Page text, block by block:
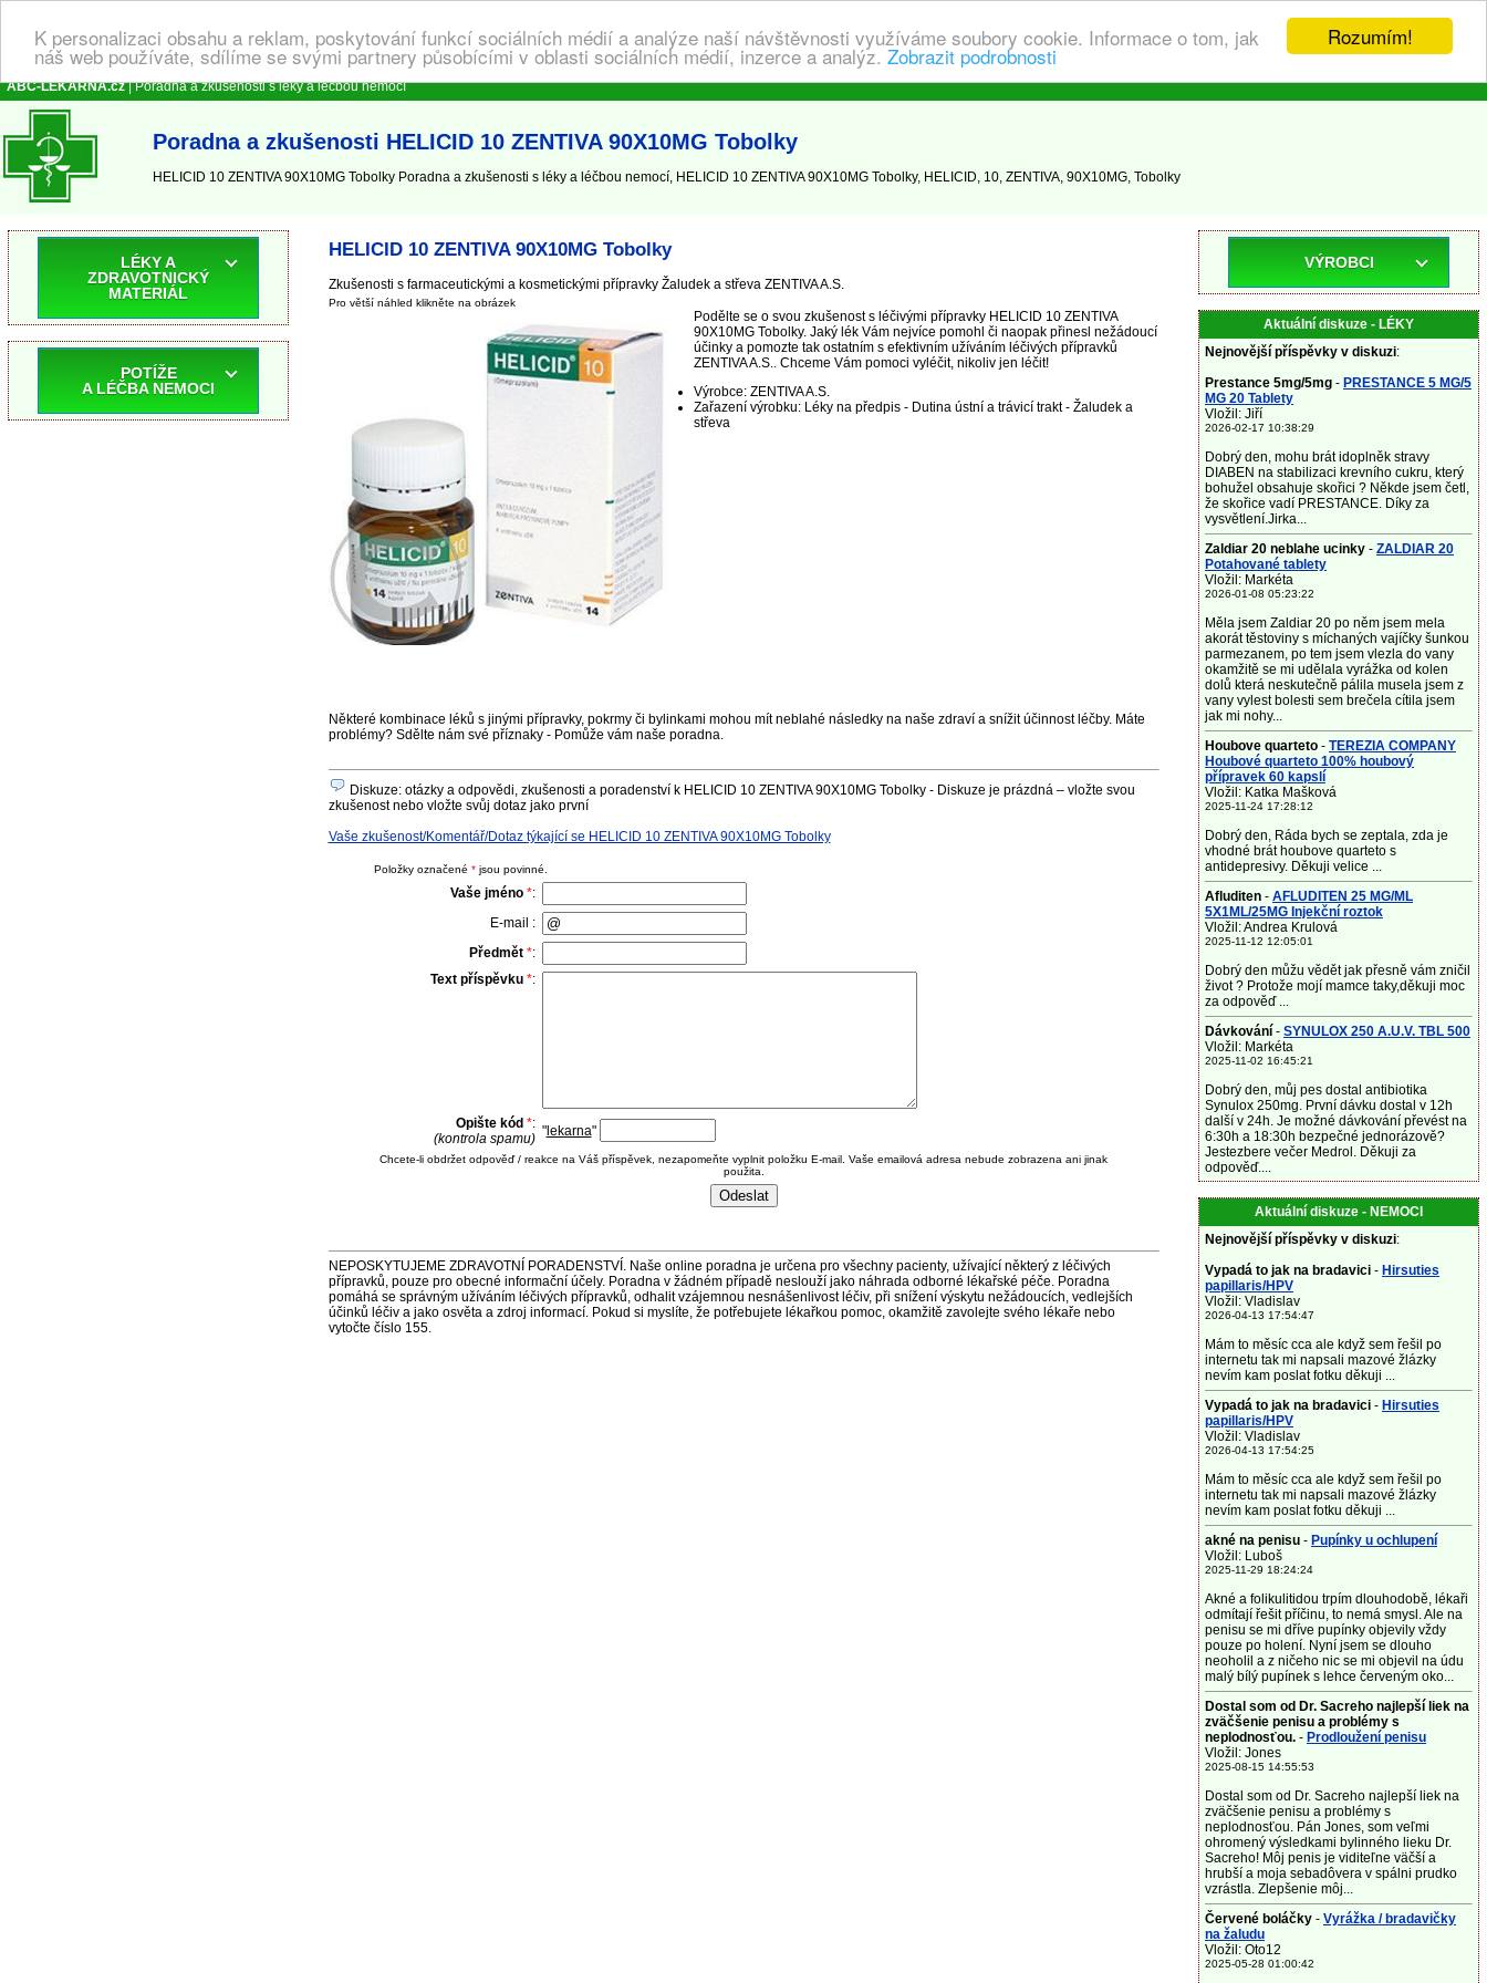
Rozumím!
K personalizaci obsahu a reklam, poskytování funkcí sociálních médií a analýze naší návštěvnosti využíváme soubory cookie. Informace o tom, jak
náš web používáte, sdílíme se svými partnery působícími v oblasti sociálních médií, inzerce a analýz. Zobrazit podrobnosti
ABC-LEKARNA.cz| Poradna a zkušenosti s léky a léčbou nemocí
Poradna a zkušenosti HELICID 10 ZENTIVA 90X10MG Tobolky
HELICID 10 ZENTIVA 90X10MG Tobolky Poradna a zkušenosti s léky a léčbou nemocí, HELICID 10 ZENTIVA 90X10MG Tobolky, HELICID, 10, ZENTIVA, 90X10MG, Tobolky
HELICID 10 ZENTIVA 90X10MG Tobolky
Zkušenosti s farmaceutickými a kosmetickými přípravky Žaludek a střeva ZENTIVA A.S.
Pro větší náhled klikněte na obrázek
Podělte se o svou zkušenost s léčivými přípravky HELICID 10 ZENTIVA
90X10MG Tobolky. Jaký lék Vám nejvíce pomohl či naopak přinesl nežádoucí
účinky a pomozte tak ostatním s efektivním užíváním léčivých přípravků
ZENTIVA A.S.. Chceme Vám pomoci vyléčit, nikoliv jen léčit!
Výrobce: ZENTIVA A.S.
Zařazení výrobku: Léky na předpis - Dutina ústní a trávicí trakt - Žaludek a
střeva
Některé kombinace léků s jinými přípravky, pokrmy či bylinkami mohou mít neblahé následky na naše zdraví a snížit účinnost léčby. Máte
problémy? Sdělte nám své příznaky - Pomůže vám naše poradna.
Diskuze: otázky a odpovědi, zkušenosti a poradenství k HELICID 10 ZENTIVA 90X10MG Tobolky - Diskuze je prázdná – vložte svou
zkušenost nebo vložte svůj dotaz jako první
Vaše zkušenost/Komentář/Dotaz týkající se HELICID 10 ZENTIVA 90X10MG Tobolky
Položky označené *jsou povinné.
Vaše jméno *:
E-mail :
Předmět *:
Text příspěvku *:
Opište kód *:
(kontrola spamu) "lekarna"
Chcete-li obdržet odpověď / reakce na Váš příspěvek, nezapomeňte vyplnit položku E-mail. Vaše emailová adresa nebude zobrazena ani jinak
použita.
NEPOSKYTUJEME ZDRAVOTNÍ PORADENSTVÍ. Naše online poradna je určena pro všechny pacienty, užívající některý z léčivých
přípravků, pouze pro obecné informační účely. Poradna v žádném případě neslouží jako náhrada odborné lékařské péče. Poradna
pomáhá se správným užíváním léčivých přípravků, odhalit vzájemnou nesnášenlivost léčiv, při snížení výskytu nežádoucích, vedlejších
účinků léčiv a jako osvěta a zdroj informací. Pokud si myslíte, že potřebujete lékařkou pomoc, okamžitě zavolejte svého lékaře nebo
vytočte číslo 155.
LÉKY A
ZDRAVOTNICKÝ
MATERIÁL
POTÍŽE
A LÉČBA NEMOCI
VÝROBCI
Aktuální diskuze - LÉKY
Nejnovější příspěvky v diskuzi:
Prestance 5mg/5mg - PRESTANCE 5 MG/5
MG 20 Tablety
Vložil: Jiří
2026-02-17 10:38:29
Dobrý den, mohu brát idoplněk stravy
DIABEN na stabilizaci krevního cukru, který
bohužel obsahuje skořici ? Někde jsem četl,
že skořice vadí PRESTANCE. Díky za
vysvětlení.Jirka...
Zaldiar 20 neblahe ucinky - ZALDIAR 20
Potahované tablety
Vložil: Markéta
2026-01-08 05:23:22
Měla jsem Zaldiar 20 po něm jsem mela
akorát těstoviny s míchaných vajíčky šunkou
parmezanem, po tem jsem vlezla do vany
okamžitě se mi udělala vyrážka od kolen
dolů která neskutečně pálila musela jsem z
vany vylest bolesti sem brečela cítila jsem
jak mi nohy...
Houbove quarteto - TEREZIA COMPANY
Houbové quarteto 100% houbový
přípravek 60 kapslí
Vložil: Katka Mašková
2025-11-24 17:28:12
Dobrý den, Ráda bych se zeptala, zda je
vhodné brát houbove quarteto s
antidepresivy. Děkuji velice ...
Afluditen - AFLUDITEN 25 MG/ML
5X1ML/25MG Injekční roztok
Vložil: Andrea Krulová
2025-11-12 12:05:01
Dobrý den můžu vědět jak přesně vám zničil
život ? Protože mojí mamce taky,děkuji moc
za odpověď ...
Dávkování - SYNULOX 250 A.U.V. TBL 500
Vložil: Markéta
2025-11-02 16:45:21
Dobrý den, můj pes dostal antibiotika
Synulox 250mg. První dávku dostal v 12h
další v 24h. Je možné dávkování převést na
6:30h a 18:30h bezpečné jednorázově?
Jestezbere večer Medrol. Děkuji za
odpověď....
Aktuální diskuze - NEMOCI
Nejnovější příspěvky v diskuzi:
Vypadá to jak na bradavici - Hirsuties
papillaris/HPV
Vložil: Vladislav
2026-04-13 17:54:47
Mám to měsíc cca ale když sem řešil po
internetu tak mi napsali mazové žlázky
nevím kam poslat fotku děkuji ...
Vypadá to jak na bradavici - Hirsuties
papillaris/HPV
Vložil: Vladislav
2026-04-13 17:54:25
Mám to měsíc cca ale když sem řešil po
internetu tak mi napsali mazové žlázky
nevím kam poslat fotku děkuji ...
akné na penisu - Pupínky u ochlupení
Vložil: Luboš
2025-11-29 18:24:24
Akné a folikulitidou trpím dlouhodobě, lékaři
odmítají řešit příčinu, to nemá smysl. Ale na
penisu se mi dříve pupínky objevily vždy
pouze po holení. Nyní jsem se dlouho
neoholil a z ničeho nic se mi objevil na údu
malý bílý pupínek s lehce červeným oko...
Dostal som od Dr. Sacreho najlepší liek na
zväčšenie penisu a problémy s
neplodnosťou. - Prodloužení penisu
Vložil: Jones
2025-08-15 14:55:53
Dostal som od Dr. Sacreho najlepší liek na
zväčšenie penisu a problémy s
neplodnosťou. Pán Jones, som veľmi
ohromený výsledkami bylinného lieku Dr.
Sacreho! Môj penis je viditeľne väčší a
hrubší a moja sebadôvera v spálni prudko
vzrástla. Zlepšenie môj...
Červené boláčky - Vyrážka / bradavičky
na žaludu
Vložil: Oto12
2025-05-28 01:00:42